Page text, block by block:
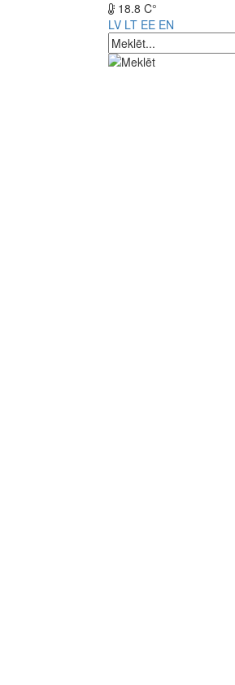
18.8 C°
LV LT EE EN